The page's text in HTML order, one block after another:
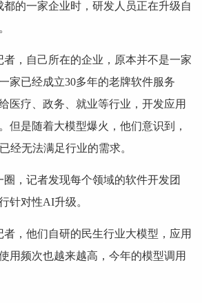
一家企业时，研发人员正在升级自
，自己所在的企业，原本并不是一家
家已经成立30多年的老牌软件服务
医疗、政务、就业等行业，开发应用
但是随着大模型爆火，他们意识到，
经无法满足行业的需求。
记者发现每个领域的软件开发团
针对性AI升级。
他们自研的民生行业大模型，应用
用频次也越来越高，今年的模型调用